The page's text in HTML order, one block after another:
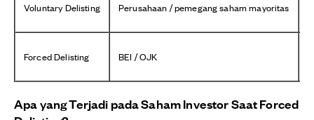
Voluntary Delisting Perusahaan / pemegang saham mayoritas
Forced Delisting BEI / OJK
Apa yang Terjadi pada Saham Investor Saat Forced